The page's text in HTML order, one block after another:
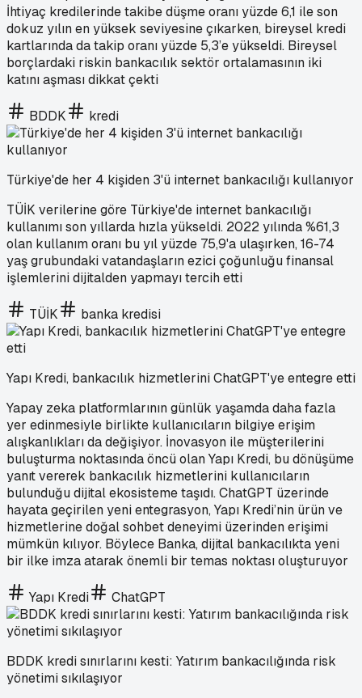
İhtiyaç kredilerinde takibe düşme oranı yüzde 6,1 ile son
dokuz yılın en yüksek seviyesine çıkarken, bireysel kredi
kartlarında da takip oranı yüzde 5,3’e yükseldi. Bireysel
borçlardaki riskin bankacılık sektör ortalamasının iki
katını aşması dikkat çekti
BDDK kredi
Türkiye'de her 4 kişiden 3'ü internet bankacılığı kullanıyor
TÜİK verilerine göre Türkiye'de internet bankacılığı
kullanımı son yıllarda hızla yükseldi. 2022 yılında %61,3
olan kullanım oranı bu yıl yüzde 75,9'a ulaşırken, 16-74
yaş grubundaki vatandaşların ezici çoğunluğu finansal
işlemlerini dijitalden yapmayı tercih etti
TÜİK banka kredisi
Yapı Kredi, bankacılık hizmetlerini ChatGPT'ye entegre etti
Yapay zeka platformlarının günlük yaşamda daha fazla
yer edinmesiyle birlikte kullanıcıların bilgiye erişim
alışkanlıkları da değişiyor. İnovasyon ile müşterilerini
buluşturma noktasında öncü olan Yapı Kredi, bu dönüşüme
yanıt vererek bankacılık hizmetlerini kullanıcıların
bulunduğu dijital ekosisteme taşıdı. ChatGPT üzerinde
hayata geçirilen yeni entegrasyon, Yapı Kredi’nin ürün ve
hizmetlerine doğal sohbet deneyimi üzerinden erişimi
mümkün kılıyor. Böylece Banka, dijital bankacılıkta yeni
bir ilke imza atarak önemli bir temas noktası oluşturuyor
Yapı Kredi ChatGPT
BDDK kredi sınırlarını kesti: Yatırım bankacılığında risk
yönetimi sıkılaşıyor